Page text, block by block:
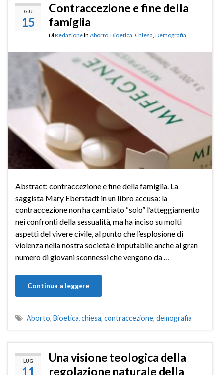
GIU
15
Contraccezione e fine della
famiglia
DiRedazionein Aborto Bioetica Chiesa Demografia
Abstract: contraccezione e fine della famiglia. La
saggista Mary Eberstadt in un libro accusa: la
contraccezione non ha cambiato “solo” l’atteggiamento
nei confronti della sessualità, ma ha inciso su molti
aspetti del vivere civile, al punto che l’esplosione di
violenza nella nostra società è imputabile anche al gran
numero di giovani sconnessi che vengono da …
Continua a leggere
Aborto, Bioetica, chiesa, contraccezione, demografia
LUG
11
Una visione teologica della
regolazione naturale della